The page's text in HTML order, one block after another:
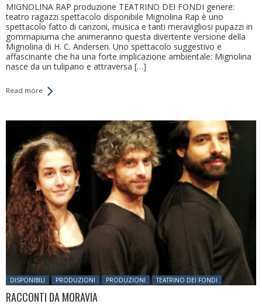
MIGNOLINA RAP produzione TEATRINO DEI FONDI genere:
teatro ragazzi spettacolo disponibile Mignolina Rap è uno
spettacolo fatto di canzoni, musica e tanti meravigliosi pupazzi in
gommapiuma che animeranno questa divertente versione della
Mignolina di H. C. Andersen. Uno spettacolo suggestivo e
affascinante che ha una forte implicazione ambientale: Mignolina
nasce da un tulipano e attraversa […]
Read more
Posted in:
DISPONIBILI PRODUZIONI PRODUZIONI TEATRINO DEI FONDI
RACCONTI DA MORAVIA